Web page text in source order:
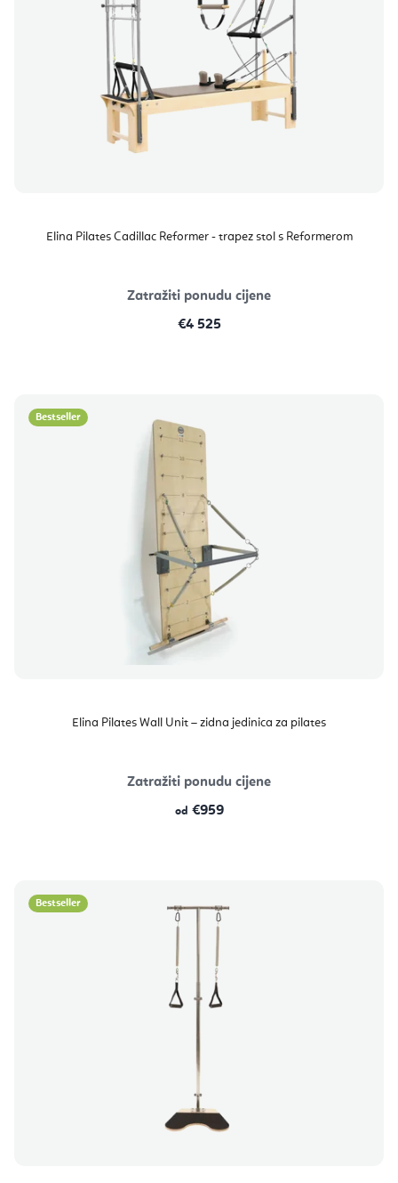
Elina Pilates Cadillac Reformer - trapez stol s Reformerom
Zatražiti ponudu cijene
€4 525
Bestseller
Elina Pilates Wall Unit – zidna jedinica za pilates
Zatražiti ponudu cijene
od €959
Bestseller